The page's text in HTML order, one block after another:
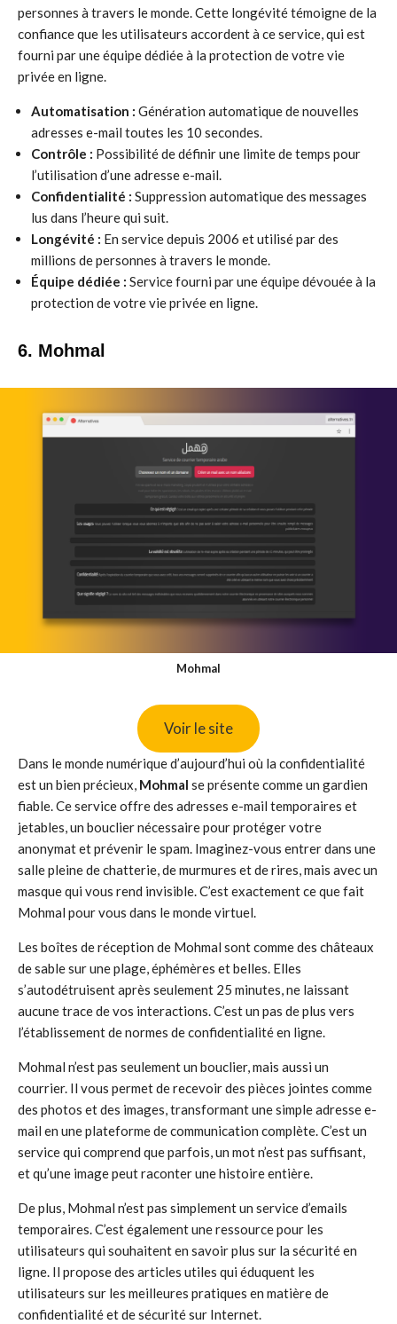
personnes à travers le monde. Cette longévité témoigne de la
confiance que les utilisateurs accordent à ce service, qui est
fourni par une équipe dédiée à la protection de votre vie
privée en ligne.
Automatisation : Génération automatique de nouvelles
adresses e-mail toutes les 10 secondes.
Contrôle : Possibilité de définir une limite de temps pour
l’utilisation d’une adresse e-mail.
Confidentialité : Suppression automatique des messages
lus dans l’heure qui suit.
Longévité : En service depuis 2006 et utilisé par des
millions de personnes à travers le monde.
Équipe dédiée : Service fourni par une équipe dévouée à la
protection de votre vie privée en ligne.
6. Mohmal
Mohmal
Voir le site
Dans le monde numérique d’aujourd’hui où la confidentialité
est un bien précieux, Mohmal se présente comme un gardien
fiable. Ce service offre des adresses e-mail temporaires et
jetables, un bouclier nécessaire pour protéger votre
anonymat et prévenir le spam. Imaginez-vous entrer dans une
salle pleine de chatterie, de murmures et de rires, mais avec un
masque qui vous rend invisible. C’est exactement ce que fait
Mohmal pour vous dans le monde virtuel.
Les boîtes de réception de Mohmal sont comme des châteaux
de sable sur une plage, éphémères et belles. Elles
s’autodétruisent après seulement 25 minutes, ne laissant
aucune trace de vos interactions. C’est un pas de plus vers
l’établissement de normes de confidentialité en ligne.
Mohmal n’est pas seulement un bouclier, mais aussi un
courrier. Il vous permet de recevoir des pièces jointes comme
des photos et des images, transformant une simple adresse e-
mail en une plateforme de communication complète. C’est un
service qui comprend que parfois, un mot n’est pas suffisant,
et qu’une image peut raconter une histoire entière.
De plus, Mohmal n’est pas simplement un service d’emails
temporaires. C’est également une ressource pour les
utilisateurs qui souhaitent en savoir plus sur la sécurité en
ligne. Il propose des articles utiles qui éduquent les
utilisateurs sur les meilleures pratiques en matière de
confidentialité et de sécurité sur Internet.